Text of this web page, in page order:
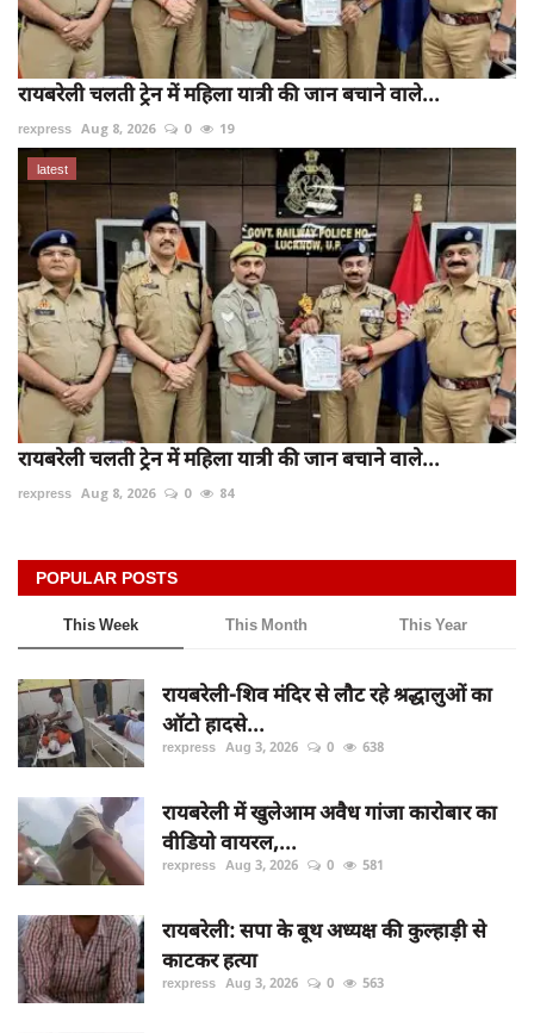
रायबरेली चलती ट्रेन में महिला यात्री की जान बचाने वाले...
rexpress Aug 8, 2026 0 19
latest
रायबरेली चलती ट्रेन में महिला यात्री की जान बचाने वाले...
rexpress Aug 8, 2026 0 84
POPULAR POSTS
This Week This Month This Year
रायबरेली-शिव मंदिर से लौट रहे श्रद्धालुओं का
ऑटो हादसे...
rexpress Aug 3, 2026 0 638
रायबरेली में खुलेआम अवैध गांजा कारोबार का
वीडियो वायरल,...
rexpress Aug 3, 2026 0 581
रायबरेली: सपा के बूथ अध्यक्ष की कुल्हाड़ी से
काटकर हत्या
rexpress Aug 3, 2026 0 563